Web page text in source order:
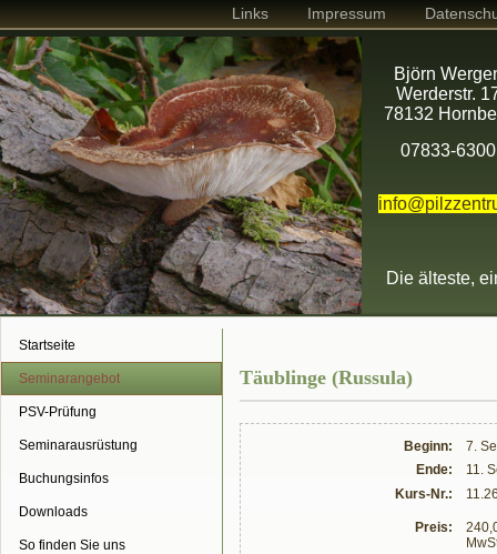
Links Impressum
Die älteste,
Björn
Werderstr.
78132
07833-6300
Startseite
Seminarangebot
PSV-Prüfung
Seminarausrüstung
Buchungsinfos
Downloads
So finden Sie uns
Täublinge (Russula)
Beginn:
7.
Ende:
11.
Kurs-Nr.:
Preis: